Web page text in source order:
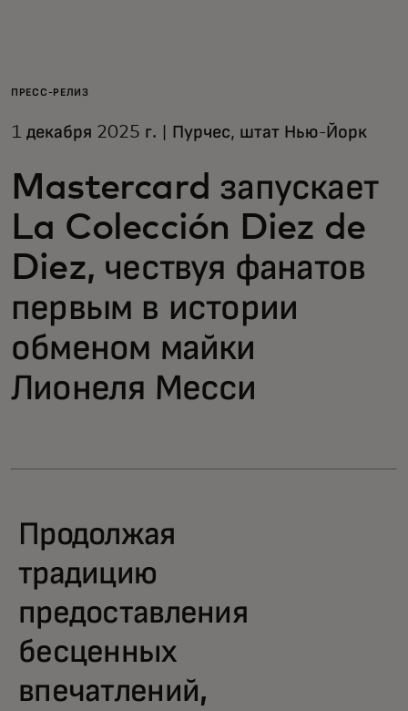
Для бизнеса
Для новаторов
Новости и тренды
ПРЕСС-РЕЛИЗ
1 декабря 2025 г. | Пурчес, штат Нью-Йорк
Mastercard запускает
La Colección Diez de
Diez, чествуя фанатов
первым в истории
обменом майки
Лионеля Месси
Продолжая
традицию
предоставления
бесценных
впечатлений,